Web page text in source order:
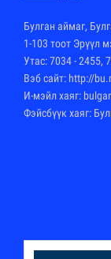
Булган аймаг,
1-103 тоот Эрүүл
Утас: 7034 - 2455,
Вэб сайт: http://
И-мэйл хаяг:
Фэйсбүүк хаяг: